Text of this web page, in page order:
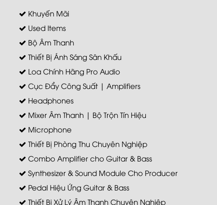
Khuyến Mãi
Used Items
Bộ Âm Thanh
Thiết Bị Ánh Sáng Sân Khấu
Loa Chính Hãng Pro Audio
Cục Đẩy Công Suất | Amplifiers
Headphones
Mixer Âm Thanh | Bộ Trộn Tín Hiệu
Microphone
Thiết Bị Phòng Thu Chuyên Nghiệp
Combo Amplifier cho Guitar & Bass
Synthesizer & Sound Module Cho Producer
Pedal Hiệu Ứng Guitar & Bass
Thiết Bị Xử Lý Âm Thanh Chuyên Nghiệp